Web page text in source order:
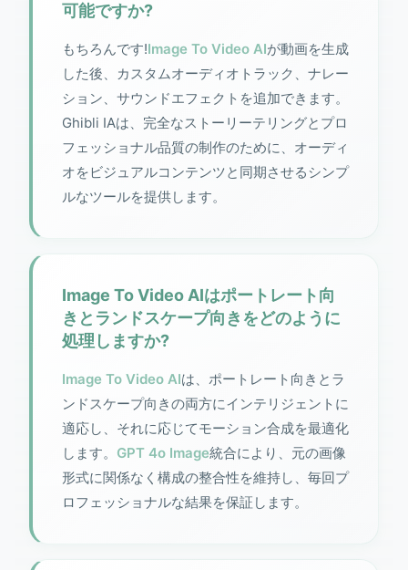
可能ですか?
もちろんです!Image To Video AIが動画を生成
した後、カスタムオーディオトラック、ナレー
ション、サウンドエフェクトを追加できます。
Ghibli IAは、完全なストーリーテリングとプロ
フェッショナル品質の制作のために、オーディ
オをビジュアルコンテンツと同期させるシンプ
ルなツールを提供します。
Image To Video AIはポートレート向
きとランドスケープ向きをどのように
処理しますか?
Image To Video AIは、ポートレート向きとラ
ンドスケープ向きの両方にインテリジェントに
適応し、それに応じてモーション合成を最適化
します。 GPT 4o Image統合により、元の画像
形式に関係なく構成の整合性を維持し、毎回プ
ロフェッショナルな結果を保証します。